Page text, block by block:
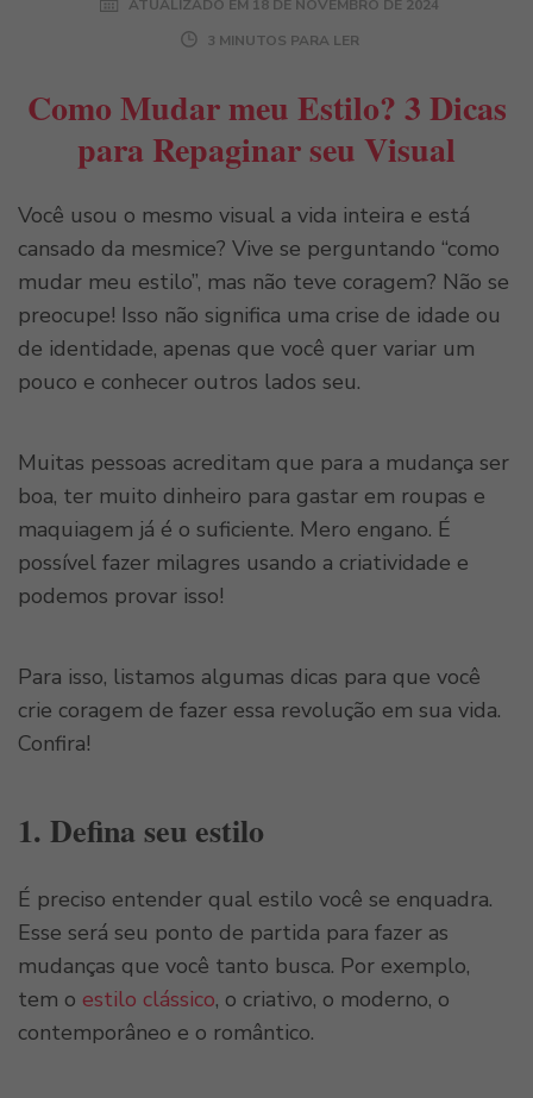
ATUALIZADO EM 18 DE NOVEMBRO DE 2024
3 MINUTOS PARA LER
Como Mudar meu Estilo? 3 Dicas
para Repaginar seu Visual
Você usou o mesmo visual a vida inteira e está
cansado da mesmice? Vive se perguntando “como
mudar meu estilo”, mas não teve coragem? Não se
preocupe! Isso não significa uma crise de idade ou
de identidade, apenas que você quer variar um
pouco e conhecer outros lados seu.
Muitas pessoas acreditam que para a mudança ser
boa, ter muito dinheiro para gastar em roupas e
maquiagem já é o suficiente. Mero engano. É
possível fazer milagres usando a criatividade e
podemos provar isso!
Para isso, listamos algumas dicas para que você
crie coragem de fazer essa revolução em sua vida.
Confira!
1. Defina seu estilo
É preciso entender qual estilo você se enquadra.
Esse será seu ponto de partida para fazer as
mudanças que você tanto busca. Por exemplo,
tem o estilo clássico, o criativo, o moderno, o
contemporâneo e o romântico.